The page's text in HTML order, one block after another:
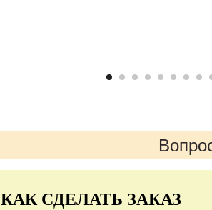
КАК СДЕЛАТЬ ЗАКАЗ